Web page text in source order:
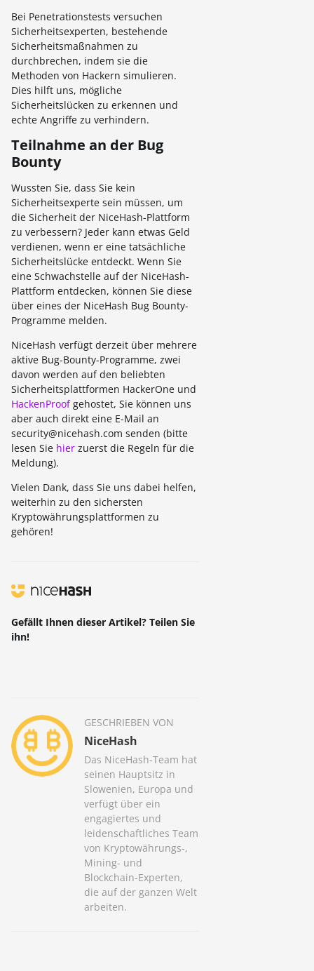
Bei Penetrationstests versuchen
Sicherheitsexperten, bestehende
Sicherheitsmaßnahmen zu
durchbrechen, indem sie die
Methoden von Hackern simulieren.
Dies hilft uns, mögliche
Sicherheitslücken zu erkennen und
echte Angriffe zu verhindern.
Teilnahme an der Bug
Bounty
Wussten Sie, dass Sie kein
Sicherheitsexperte sein müssen, um
die Sicherheit der NiceHash-Plattform
zu verbessern? Jeder kann etwas Geld
verdienen, wenn er eine tatsächliche
Sicherheitslücke entdeckt. Wenn Sie
eine Schwachstelle auf der NiceHash-
Plattform entdecken, können Sie diese
über eines der NiceHash Bug Bounty-
Programme melden.
NiceHash verfügt derzeit über mehrere
aktive Bug-Bounty-Programme, zwei
davon werden auf den beliebten
Sicherheitsplattformen HackerOne und
HackenProofgehostet, Sie können uns
aber auch direkt eine E-Mail an
security@nicehash.com senden (bitte
lesen Sie hier zuerst die Regeln für die
Meldung).
Vielen Dank, dass Sie uns dabei helfen,
weiterhin zu den sichersten
Kryptowährungsplattformen zu
gehören!
Gefällt Ihnen dieser Artikel? Teilen Sie
ihn!
GESCHRIEBEN VON
NiceHash
Das NiceHash-Team hat
seinen Hauptsitz in
Slowenien, Europa und
verfügt über ein
engagiertes und
leidenschaftliches Team
von Kryptowährungs-,
Mining- und
Blockchain-Experten,
die auf der ganzen Welt
arbeiten.